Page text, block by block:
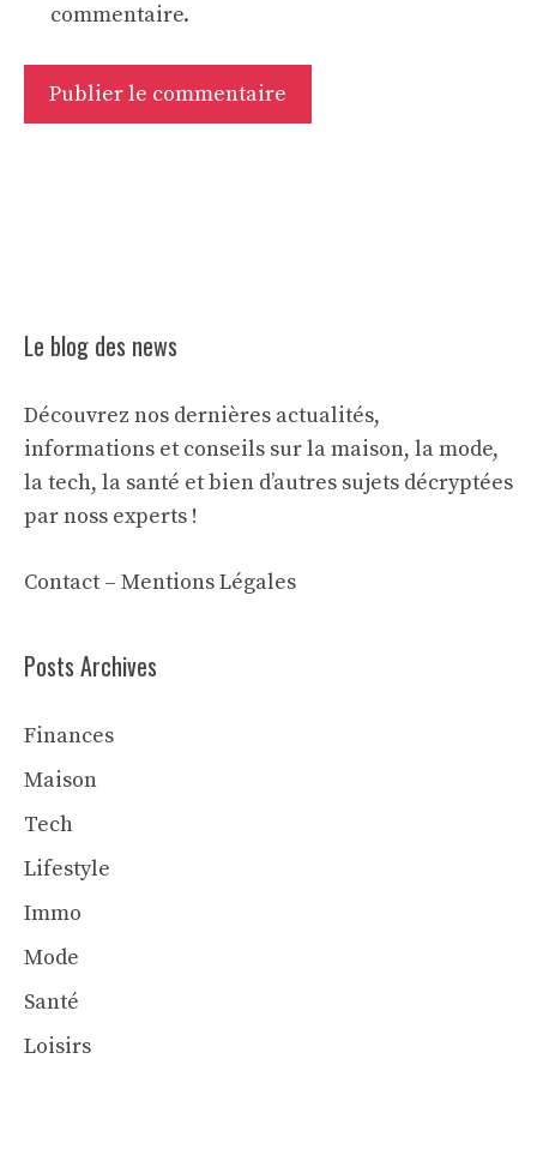
commentaire.
Le blog des news
Découvrez nos dernières actualités,
informations et conseils sur la maison, la mode,
la tech, la santé et bien d’autres sujets décryptées
par noss experts !
Contact – Mentions Légales
Posts Archives
Finances
Maison
Tech
Lifestyle
Immo
Mode
Santé
Loisirs